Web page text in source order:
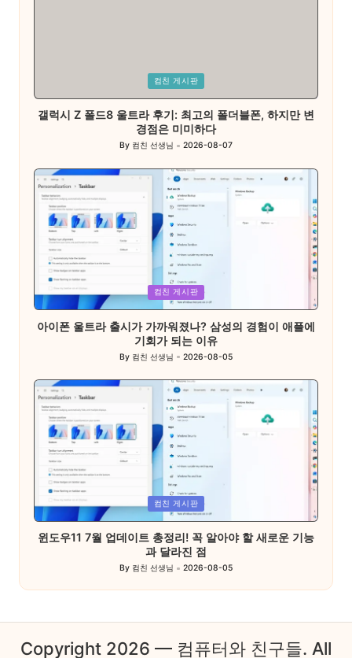
in
컴친 게시판
갤럭시 Z 폴드8 울트라 후기: 최고의 폴더블폰, 하지만 변
경점은 미미하다
Posted
By 컴친 선생님 2026-08-07
Posted
in
컴친 게시판
아이폰 울트라 출시가 가까워졌나? 삼성의 경험이 애플에
기회가 되는 이유
Posted
By 컴친 선생님 2026-08-05
Posted
in
컴친 게시판
윈도우11 7월 업데이트 총정리! 꼭 알아야 할 새로운 기능
과 달라진 점
Posted
by
By 컴친 선생님 2026-08-05
Copyright 2026 — 컴퓨터와 친구들. All